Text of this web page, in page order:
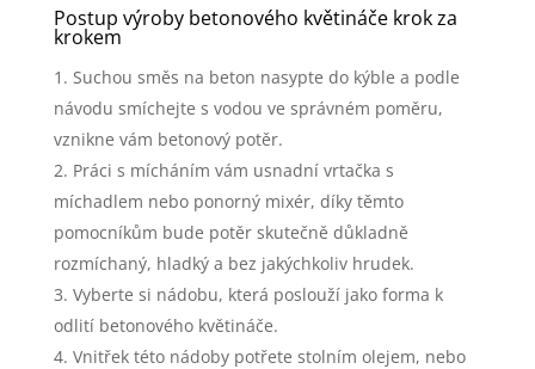
Postup výroby betonového květináče krok za
krokem
Suchou směs na beton nasypte do kýble a podle
návodu smíchejte s vodou ve správném poměru,
vznikne vám betonový potěr.
Práci s mícháním vám usnadní vrtačka s
míchadlem nebo ponorný mixér, díky těmto
pomocníkům bude potěr skutečně důkladně
rozmíchaný, hladký a bez jakýchkoliv hrudek.
Vyberte si nádobu, která poslouží jako forma k
odlití betonového květináče.
Vnitřek této nádoby potřete stolním olejem, nebo